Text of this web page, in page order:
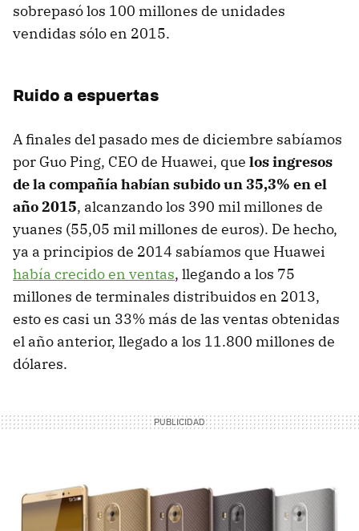
sobrepasó los 100 millones de unidades
vendidas sólo en 2015.
Ruido a espuertas
A finales del pasado mes de diciembre sabíamos
por Guo Ping, CEO de Huawei, que los ingresos
de la compañía habían subido un 35,3% en el
año 2015, alcanzando los 390 mil millones de
yuanes (55,05 mil millones de euros). De hecho,
ya a principios de 2014 sabíamos que Huawei
había crecido en ventas, llegando a los 75
millones de terminales distribuidos en 2013,
esto es casi un 33% más de las ventas obtenidas
el año anterior, llegado a los 11.800 millones de
dólares.